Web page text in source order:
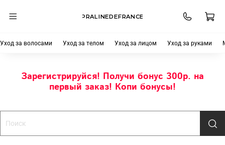
PRALINEDEFRANCE
Уход за волосами Уход за телом Уход за лицом Уход за руками
Зарегистрируйся! Получи бонус 300р. на
первый заказ! Копи бонусы!